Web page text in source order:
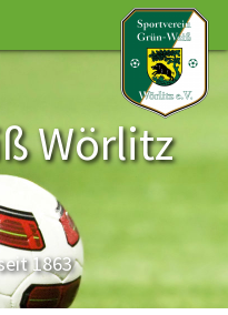
Wörlitz
1863